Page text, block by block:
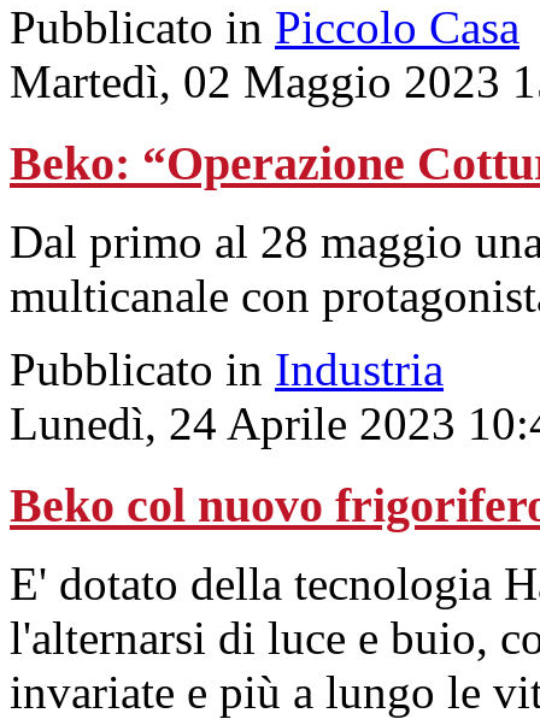
Pubblicato in Piccolo Casa
Martedì, 02 Maggio 2023
Beko: “Operazione
Dal primo al 28 maggio
multicanale con
Pubblicato in Industria
Lunedì, 24 Aprile 2023
Beko col nuovo
E' dotato della tecnologia
l'alternarsi di luce e buio,
invariate e più a lungo le